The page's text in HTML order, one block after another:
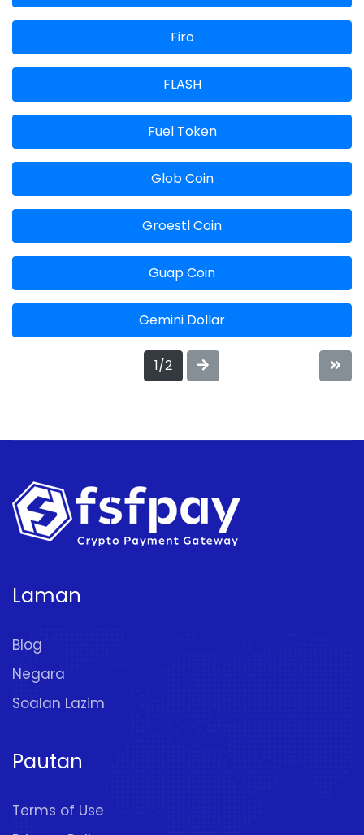
Firo
FLASH
Fuel Token
Glob Coin
Groestl Coin
Guap Coin
Gemini Dollar
1/2
Laman
Blog
Negara
Soalan Lazim
Pautan
Terms of Use